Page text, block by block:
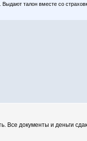
талон вместе со
Все документы и деньги